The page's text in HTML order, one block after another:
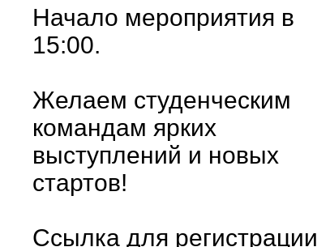
Начало мероприятия в
15:00.
Желаем студенческим
командам ярких
выступлений и новых
стартов!
Ссылка для регистрации